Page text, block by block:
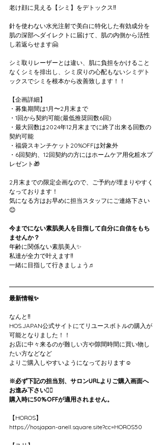
老け顔に見える【シミ】をデトックス‼️
針を使わない水光注射で美白に特化した有効成分を
肌の深部へダイレクトに届けて、肌の内側から活性
し若返らせます🤗
シミ取りレーザーとは違い、肌に負担をかけること
なくシミを排出し、シミ戻りの心配もないシミデト
ックスでシミを根本から改善致します！！
【企画詳細】
・募集期間は1月〜2月末まで
・1回から契約可能(最低推奨回数6回)
・最大回数は2024年12月末までに終了出来る回数の
契約可能
・福袋スキンチケット20%OFFは対象外
・6回契約、12回契約の方にはホームケア用化粧水プ
レゼント🎁
2月末までの限定企画なので、ご予約が埋まりやすく
なっております！
気になる方はお早めに担当スタッフにご連絡下さい
😊
今までにない素肌美人を目指して自分に自信をもち
ませんか？
年齢に関係ない素肌美人✨
私達が全力で叶えます‼️
一緒に目指して行きましょう♬
最新情報✨
なんと‼️
HOS.JAPAN公式サイトにてリユースボトルの購入が
可能となりました！！
お店に中々来るのが難しい方や隙間時間に買い物し
たい方などなど
よりご購入しやすいようになっております☺️
※必ず下記の担当別、サロンURLよりご購入画面へ
お進み下さい🙇‍♀️
購入時に50%OFFが適用されません。
【HOROS】
https://hosjapan-anell.square.site?cc=HOROS50